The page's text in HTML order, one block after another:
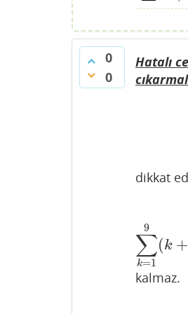
0
0
Hatalı
dikkat
∑
k=1
9
(k +
∑k 19( k+
kalmaz.